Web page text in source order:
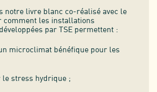
notre livre blanc co-réalisé avec le
comment les installations
par TSE permettent :
microclimat bénéfique pour les
stress hydrique ;